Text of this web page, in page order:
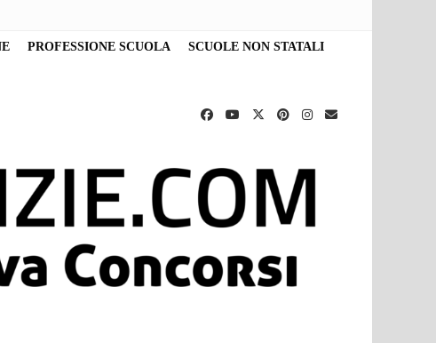
PROFESSIONE SCUOLA SCUOLE NON STATALI